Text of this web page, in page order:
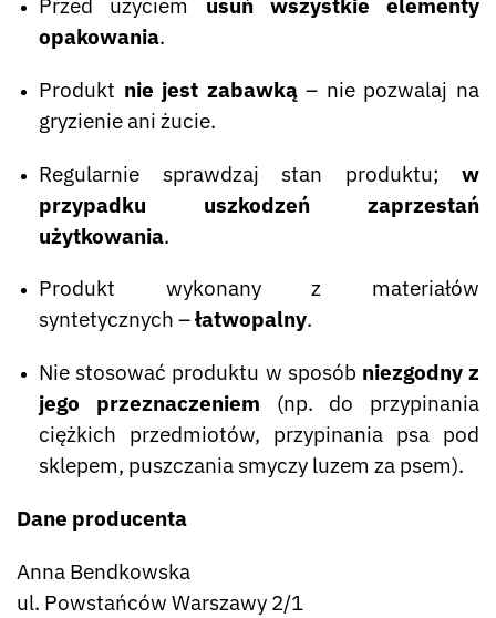
Przed użyciem usuń wszystkie elementy
opakowania.
Produkt nie jest zabawką– nie pozwalaj na
gryzienie ani żucie.
Regularnie sprawdzaj stan produktu; w
przypadku uszkodzeń zaprzestań
użytkowania.
Produkt wykonany z materiałów
syntetycznych –łatwopalny.
Nie stosować produktu w sposób niezgodny z
jego przeznaczeniem (np. do przypinania
ciężkich przedmiotów, przypinania psa pod
sklepem, puszczania smyczy luzem za psem).
Dane producenta
Anna Bendkowska
ul. Powstańców Warszawy 2/1